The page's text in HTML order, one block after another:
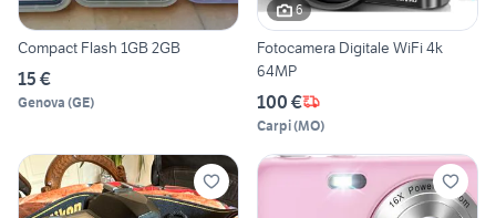
Compact Flash 1GB 2GB
15 €
Genova (GE)
6
Fotocamera Digitale WiFi 4k
64MP
100 €
Carpi(MO)